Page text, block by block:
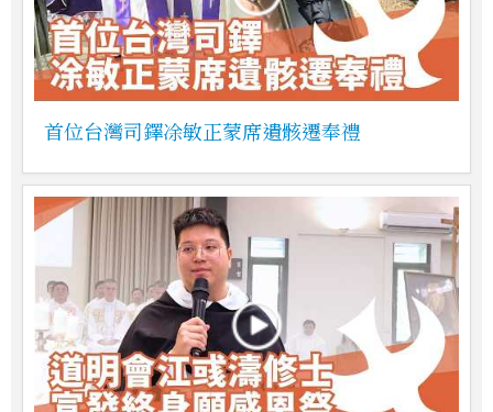
首位台灣司鐸凃敏正蒙席遺骸遷奉禮